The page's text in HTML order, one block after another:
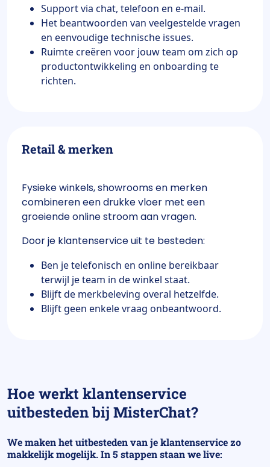
Support via chat, telefoon en e-mail.
Het beantwoorden van veelgestelde vragen
en eenvoudige technische issues.
Ruimte creëren voor jouw team om zich op
productontwikkeling en onboarding te
richten.
Retail & merken
Fysieke winkels, showrooms en merken
combineren een drukke vloer met een
groeiende online stroom aan vragen.
Door je klantenservice uit te besteden:
Ben je telefonisch en online bereikbaar
terwijl je team in de winkel staat.
Blijft de merkbeleving overal hetzelfde.
Blijft geen enkele vraag onbeantwoord.
Hoe werkt klantenservice
uitbesteden bij MisterChat?
We maken het uitbesteden van je klantenservice zo
makkelijk mogelijk. In 5 stappen staan we live: